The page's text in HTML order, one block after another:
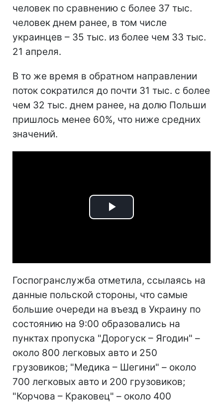
человек по сравнению с более 37 тыс.
человек днем ранее, в том числе
украинцев – 35 тыс. из более чем 33 тыс.
21 апреля.
В то же время в обратном направлении
поток сократился до почти 31 тыс. с более
чем 32 тыс. днем ранее, на долю Польши
пришлось менее 60%, что ниже средних
значений.
Play
Госпогранслужба отметила, ссылаясь на
данные польской стороны, что самые
большие очереди на въезд в Украину по
состоянию на 9:00 образовались на
пунктах пропуска "Дорогуск – Ягодин" –
около 800 легковых авто и 250
грузовиков; "Медика – Шегини" – около
700 легковых авто и 200 грузовиков;
"Корчова – Краковец" – около 400